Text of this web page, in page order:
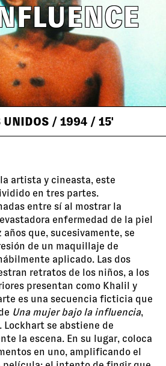
UNIDOS / 1994 / 15'
artista y cineasta, este
en tres partes.
entre sí al mostrar la
enfermedad de la piel
años que, sucesivamente, se
de un maquillaje de
aplicado. Las dos
retratos de los niños, a los
presentan como Khalil y
es una secuencia ficticia que
Una mujer bajo la influencia,
Lockhart se abstiene de
la escena. En su lugar, coloca
en uno, amplificando el